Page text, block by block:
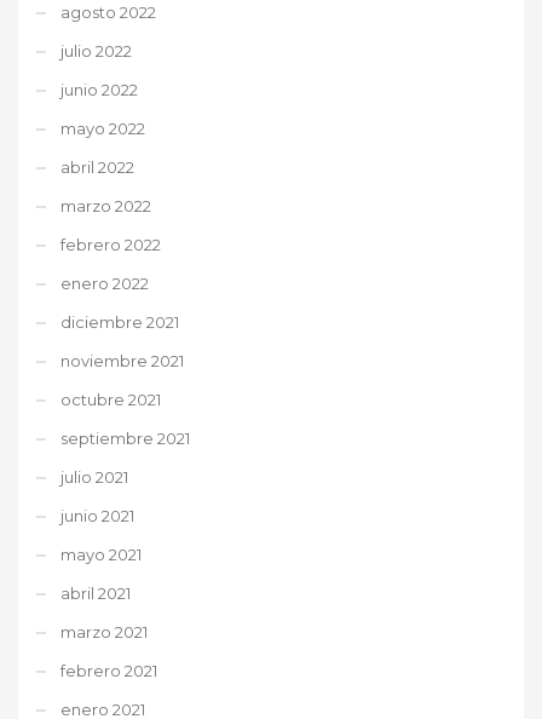
agosto 2022
julio 2022
junio 2022
mayo 2022
abril 2022
marzo 2022
febrero 2022
enero 2022
diciembre 2021
noviembre 2021
octubre 2021
septiembre 2021
julio 2021
junio 2021
mayo 2021
abril 2021
marzo 2021
febrero 2021
enero 2021